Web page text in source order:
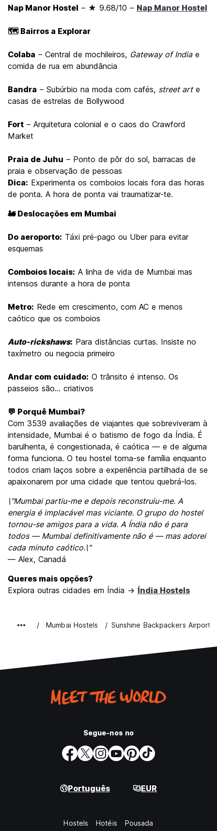
Nap Manor Hostel – ★ 9.68/10 – Nap Manor Hostel
🗺️ Bairros a Explorar
Colaba – Central de mochileiros, Gateway of Indiae
comida de rua em abundância
Bandra – Subúrbio na moda com cafés, street arte
casas de estrelas de Bollywood
Fort – Arquitetura colonial e o caos do Crawford
Market
Praia de Juhu – Ponto de pôr do sol, barracas de
praia e observação de pessoas
Dica: Experimenta os comboios locais fora das horas
de ponta. A hora de ponta vai traumatizar-te.
🚂 Deslocações em Mumbai
Do aeroporto: Táxi pré-pago ou Uber para evitar
esquemas
Comboios locais: A linha de vida de Mumbai mas
intensos durante a hora de ponta
Metro: Rede em crescimento, com AC e menos
caótico que os comboios
Auto-rickshaws: Para distâncias curtas. Insiste no
taxímetro ou negocia primeiro
Andar com cuidado: O trânsito é intenso. Os
passeios são... criativos
💬 Porquê Mumbai?
Com 3539 avaliações de viajantes que sobreviveram à
intensidade, Mumbai é o batismo de fogo da Índia. É
barulhenta, é congestionada, é caótica — e de alguma
forma funciona. O teu hostel torna-se família enquanto
todos criam laços sobre a experiência partilhada de se
apaixonarem por uma cidade que tentou quebrá-los.
\"Mumbai partiu-me e depois reconstruiu-me. A
energia é implacável mas viciante. O grupo do hostel
tornou-se amigos para a vida. A Índia não é para
todos — Mumbai definitivamente não é — mas adorei
cada minuto caótico.\"
— Alex, Canadá
Queres mais opções?
Explora outras cidades em Índia → Índia Hostels
Mumbai Hostels Sunshine Backpackers Airport
Segue-nos no
Português EUR
Hostels Hotéis Pousada